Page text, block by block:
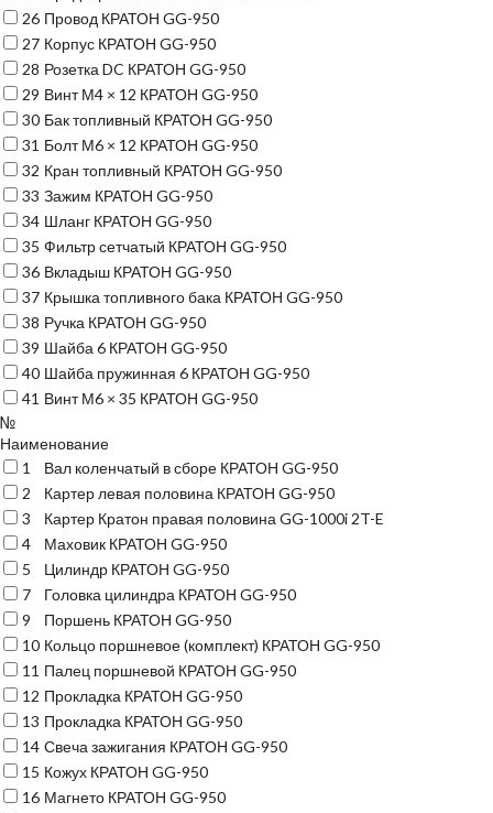
26 Провод КРАТОН GG-950
27 Корпус КРАТОН GG-950
28 Розетка DC КРАТОН GG-950
29 Винт М4 × 12 КРАТОН GG-950
30 Бак топливный КРАТОН GG-950
31 Болт М6 × 12 КРАТОН GG-950
32 Кран топливный КРАТОН GG-950
33 Зажим КРАТОН GG-950
34 Шланг КРАТОН GG-950
35 Фильтр сетчатый КРАТОН GG-950
36 Вкладыш КРАТОН GG-950
37 Крышка топливного бака КРАТОН GG-950
38 Ручка КРАТОН GG-950
39 Шайба 6 КРАТОН GG-950
40 Шайба пружинная 6 КРАТОН GG-950
41 Винт М6 × 35 КРАТОН GG-950
№
Наименование
1
Вал коленчатый в сборе КРАТОН GG-950
2
Картер левая половина КРАТОН GG-950
3
Картер Кратон правая половина GG-1000i 2T-E
4
Маховик КРАТОН GG-950
5
Цилиндр КРАТОН GG-950
7
Головка цилиндра КРАТОН GG-950
9
Поршень КРАТОН GG-950
10 Кольцо поршневое (комплект) КРАТОН GG-950
11 Палец поршневой КРАТОН GG-950
12 Прокладка КРАТОН GG-950
13 Прокладка КРАТОН GG-950
14 Свеча зажигания КРАТОН GG-950
15 Кожух КРАТОН GG-950
16 Магнето КРАТОН GG-950